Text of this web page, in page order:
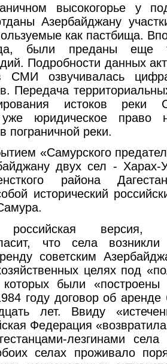
высокогорье у
Азербайджану
как пастбища.
были преданы еще
Подробности данных
СМИ озвучивалась
Передача
истоков реки
уже юридическое право
пограничной реки.
«Самурского
двух сел - Харах-
района
исторический
российская версия,
что села
советским
целях под
были «построены
году договор об
лет. Ввиду
Федерация
лезгинами
селах проживало